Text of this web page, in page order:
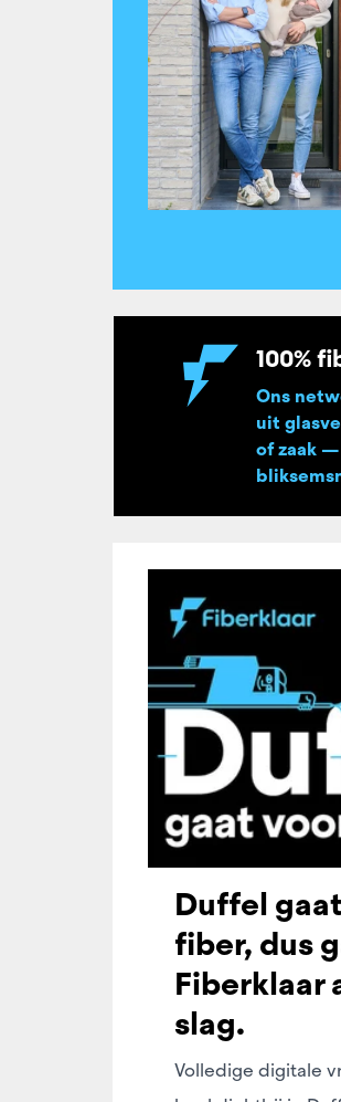
100%
Ons
uit
of zaak
Duffel
fiber, dus
Fiberklaar
slag.
Volledige digitale